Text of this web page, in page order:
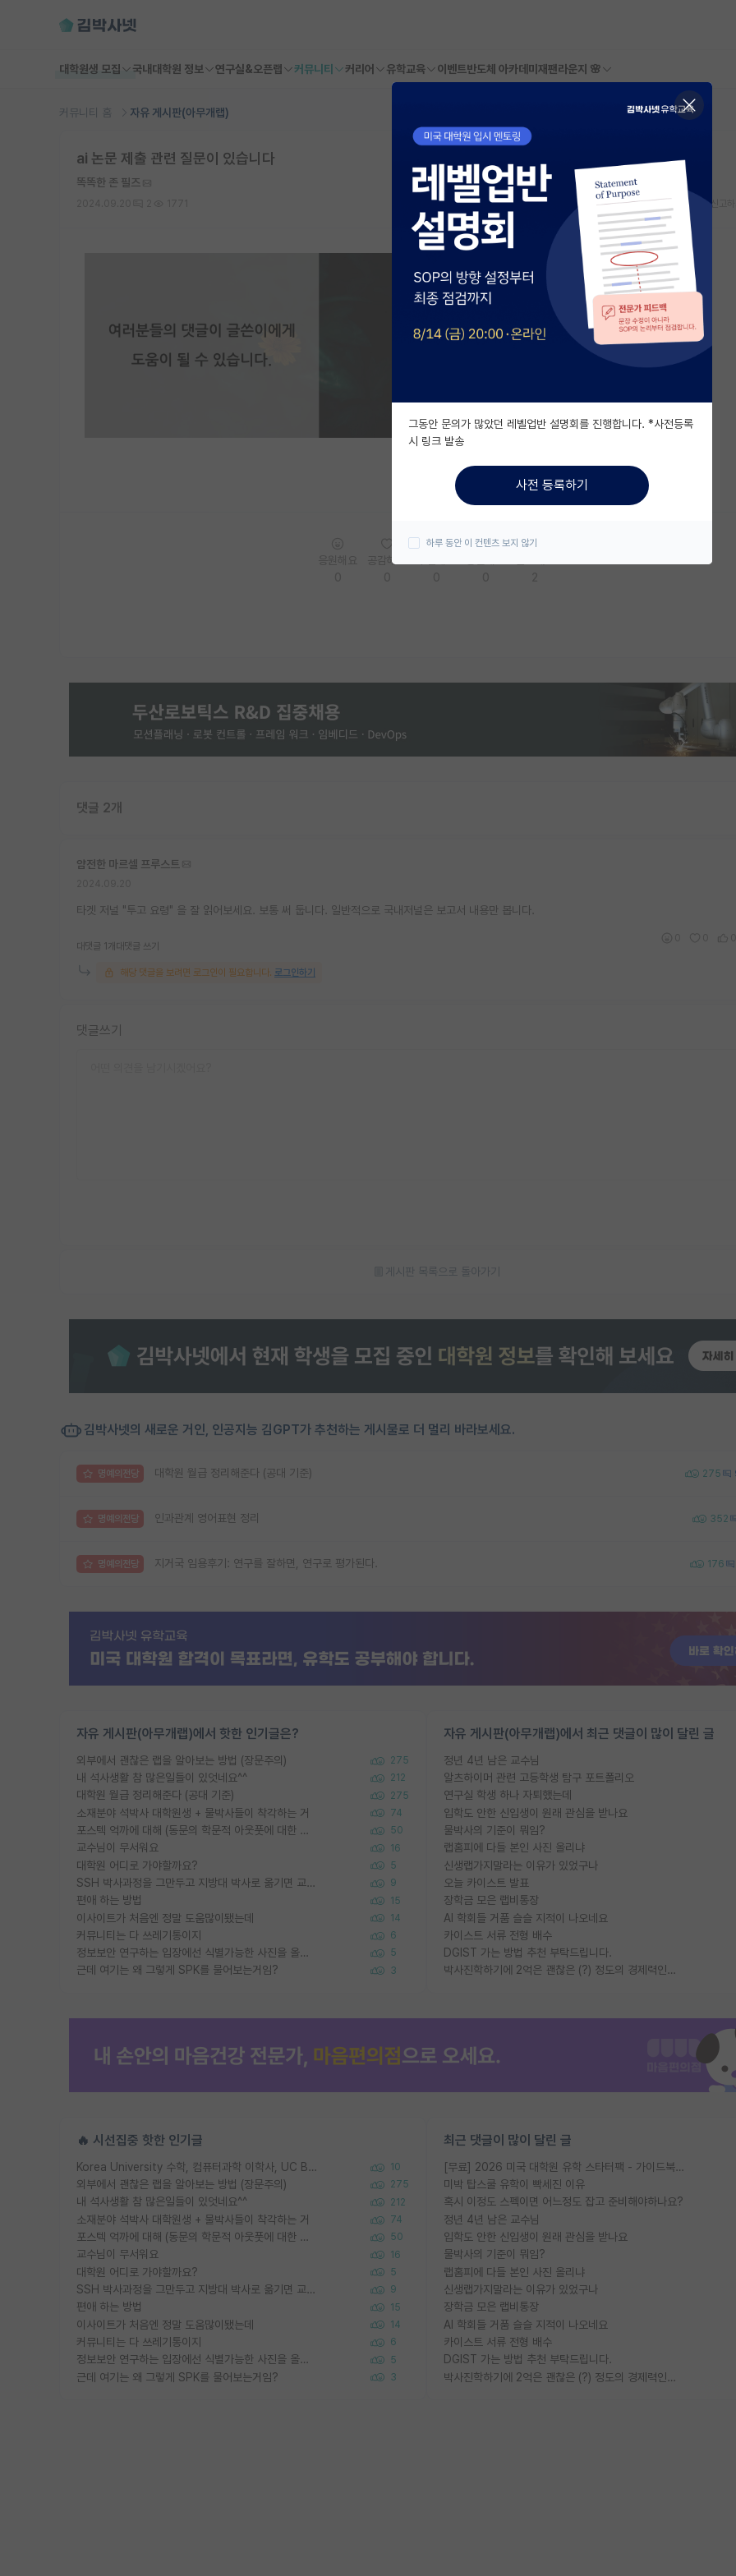
대학원생 모집 국내대학원 정보 연구실&오픈랩 커뮤니티 커리어 유학교육 이벤트반도체 아카데미 재팬라운지 🌸
커뮤니티 홈 자유 게시판(아무개랩)
ai 논문 제출 관련 질문이 있습니다
똑똑한 존 필즈
스크랩 신고
공감해요
댓글 2개
얌전한 마르셀 프루스트
타겟 저널 "투고 요령" 을 잘 읽어보세요. 보통 써 둡니다. 일반적으로 국내저널은 보고서 내용만 봅니다.
대댓글 1개 대댓글 쓰기
해당 댓글을 보려면 로그인이 필요합니다. 로그인하기
댓글쓰기
게시판 목록으로 돌아가기
김박사넷의 새로운 거인, 인공지능 김GPT가 추천하는 게시물로 더 멀리 바라보세요.
명예의전당 대학원 월급 정리해준다 (공대 기준) 275
명예의전당 인과관계 영어표현 정리 352
명예의전당 지거국 임용후기: 연구를 잘하면, 연구로 평가된다. 176
자유 게시판(아무개랩)에서 핫한 인기글은?
외부에서 괜찮은 랩을 알아보는 방법 (장문주의) 275
내 석사생활 참 많은일들이 있엇네요^^ 212
대학원 월급 정리해준다 (공대 기준) 275
소재분야 석박사 대학원생 + 물박사들이 착각하는 거 74
포스텍 억까에 대해 (동문의 학문적 아웃풋에 대한 반박) 50
교수님이 무서워요 16
대학원 어디로 가야할까요? 5
SSH 박사과정을 그만두고 지방대 박사로 옮기면 교수의 꿈은 끝일까요? 9
편애 하는 방법 15
이사이트가 처음엔 정말 도움많이됐는데 14
커뮤니티는 다 쓰레기통이지 6
정보보안 연구하는 입장에선 식별가능한 사진을 올리는건 비추이긴함 5
근데 여기는 왜 그렇게 SPK를 물어보는거임? 3
자유 게시판(아무개랩)에서 최근 댓글이 많이 달린 글
정년 4년 남은 교수님
알츠하이머 관련 고등학생 탐구 포트폴리오
연구실 학생 하나 자퇴했는데
입학도 안한 신입생이 원래 관심을 받나요
물박사의 기준이 뭐임?
랩홈피에 다들 본인 사진 올리냐
신생랩가지말라는 이유가 있었구나
오늘 카이스트 발표
장학금 모은 랩비통장
AI 학회들 거품 슬슬 지적이 나오네요
카이스트 서류 전형 배수
DGIST 가는 방법 추천 부탁드립니다.
박사진학하기에 2억은 괜찮은 (?) 정도의 경제력인가요
🔥 시선집중 핫한 인기글
Korea University 수학, 컴퓨터과학 이학사, UC Berkeley 산업공학 대학원 공학박사가 되는 것은 쉽지 않겠죠? 10
외부에서 괜찮은 랩을 알아보는 방법 (장문주의) 275
내 석사생활 참 많은일들이 있엇네요^^ 212
소재분야 석박사 대학원생 + 물박사들이 착각하는 거 74
포스텍 억까에 대해 (동문의 학문적 아웃풋에 대한 반박) 50
교수님이 무서워요 16
대학원 어디로 가야할까요? 5
SSH 박사과정을 그만두고 지방대 박사로 옮기면 교수의 꿈은 끝일까요? 9
편애 하는 방법 15
이사이트가 처음엔 정말 도움많이됐는데 14
커뮤니티는 다 쓰레기통이지 6
정보보안 연구하는 입장에선 식별가능한 사진을 올리는건 비추이긴함 5
근데 여기는 왜 그렇게 SPK를 물어보는거임? 3
최근 댓글이 많이 달린 글
[무료] 2026 미국 대학원 유학 스타터팩 - 가이드북 & 합격자 컨택메일 템플릿
미박 탑스쿨 유학이 빡세진 이유
혹시 이정도 스펙이면 어느정도 잡고 준비해야하나요?
정년 4년 남은 교수님
입학도 안한 신입생이 원래 관심을 받나요
물박사의 기준이 뭐임?
랩홈피에 다들 본인 사진 올리냐
신생랩가지말라는 이유가 있었구나
장학금 모은 랩비통장
AI 학회들 거품 슬슬 지적이 나오네요
카이스트 서류 전형 배수
DGIST 가는 방법 추천 부탁드립니다.
박사진학하기에 2억은 괜찮은 (?) 정도의 경제력인가요
그동안 문의가 많았던 레벨업반 설명회를 진행합니다. *사전등록
시 링크 발송
사전 등록하기
하루 동안 이 컨텐츠 보지 않기